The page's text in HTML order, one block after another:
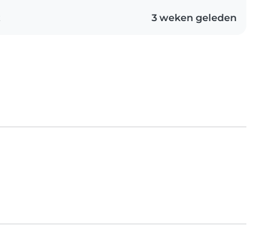
3 weken geleden